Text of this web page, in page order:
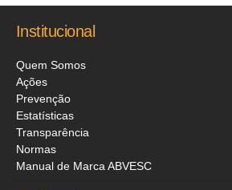
Institucional
Quem Somos
Ações
Prevenção
Estatísticas
Transparência
Normas
Manual de Marca ABVESC